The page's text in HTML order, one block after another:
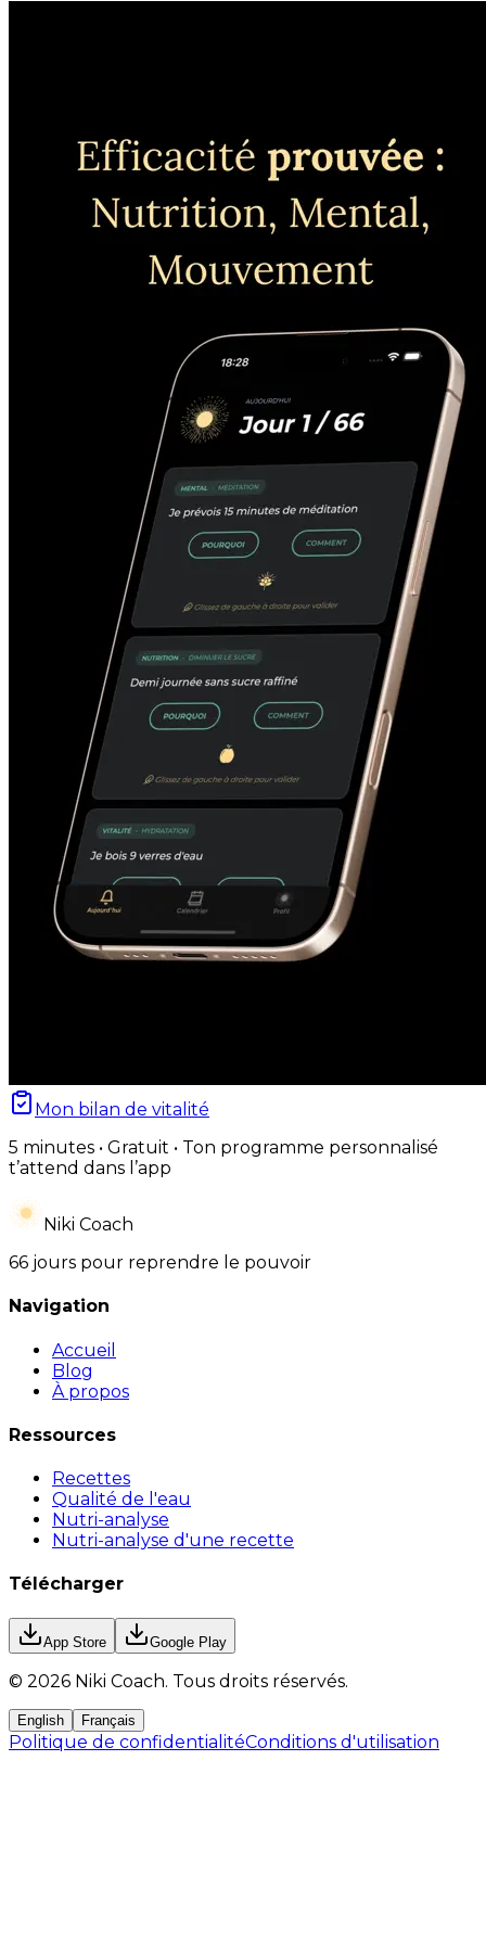
Mon bilan de vitalité
5 minutes • Gratuit • Ton programme personnalisé
t’attend dans l’app
Niki Coach
66 jours pour reprendre le pouvoir
Navigation
Accueil
Blog
À propos
Ressources
Recettes
Qualité de l'eau
Nutri-analyse
Nutri-analyse d'une recette
Télécharger
App Store Google Play
© 2026 Niki Coach. Tous droits réservés.
English Français
Politique de confidentialitéConditions d'utilisation